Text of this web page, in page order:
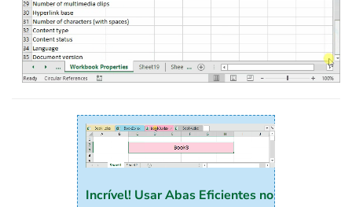
Incrível! Usar Abas Eficientes no